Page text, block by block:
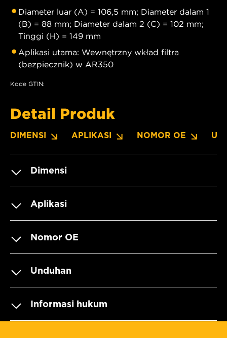
Diameter luar (A) = 106,5 mm; Diameter dalam 1
(B) = 88 mm; Diameter dalam 2 (C) = 102 mm;
Tinggi (H) = 149 mm
Aplikasi utama: Wewnętrzny wkład filtra
(bezpiecznik) w AR350
Kode GTIN:
Detail Produk
DIMENSI APLIKASI NOMOR OE
Dimensi
Aplikasi
Nomor OE
Unduhan
Informasi hukum